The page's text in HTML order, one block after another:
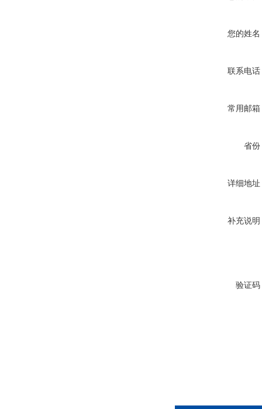
您的姓名
联系电话
常用邮箱
省份
详细地址
补充说明
验证码